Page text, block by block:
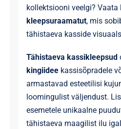
kollektsiooni veelgi? Vaata
kleepsuraamatut, mis
tähistaeva kasside
Tähistaeva kassikleepsud
kingiideekassisõpradele
armastavad esteetilisi
loomingulist väljendust.
esemetele unikaalne
tähistaeva maagilist ilu